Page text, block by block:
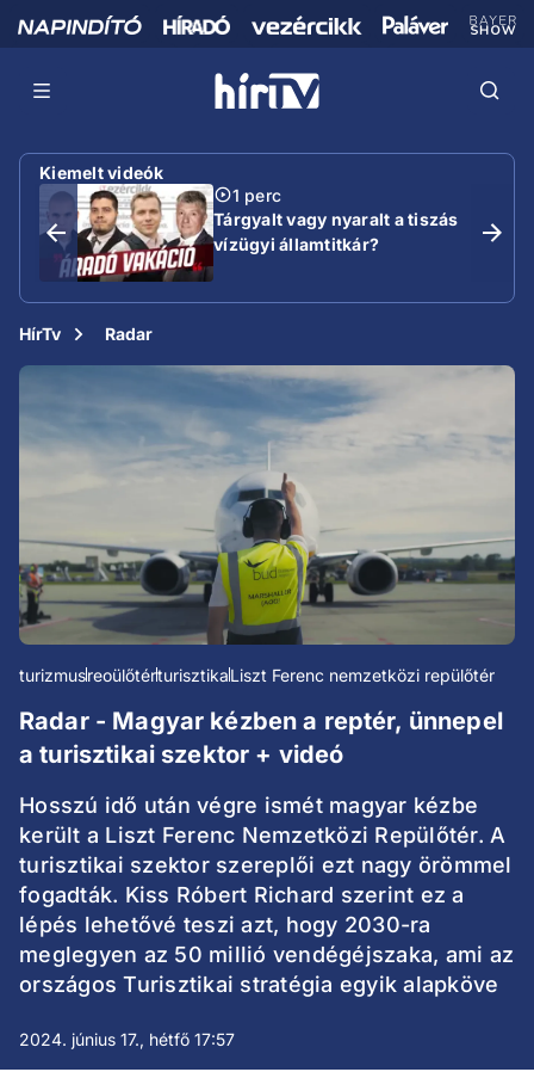
Kiemelt videók
1 perc
Tárgyalt vagy nyaralt a tiszás
vízügyi államtitkár?
HírTv Radar
turizmusreoülőtérturisztikaLiszt Ferenc nemzetközi repülőtér
Radar - Magyar kézben a reptér, ünnepel
a turisztikai szektor + videó
Hosszú idő után végre ismét magyar kézbe
került a Liszt Ferenc Nemzetközi Repülőtér. A
turisztikai szektor szereplői ezt nagy örömmel
fogadták. Kiss Róbert Richard szerint ez a
lépés lehetővé teszi azt, hogy 2030-ra
meglegyen az 50 millió vendégéjszaka, ami az
országos Turisztikai stratégia egyik alapköve
2024. június 17., hétfő 17:57